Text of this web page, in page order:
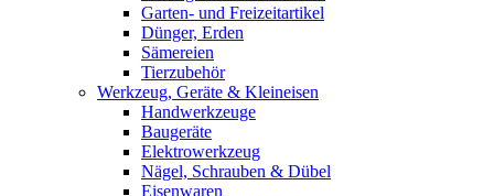
Garten- und Freizeitartikel
Dünger, Erden
Sämereien
Tierzubehör
Werkzeug, Geräte & Kleineisen
Handwerkzeuge
Baugeräte
Elektrowerkzeug
Nägel, Schrauben & Dübel
Eisenwaren